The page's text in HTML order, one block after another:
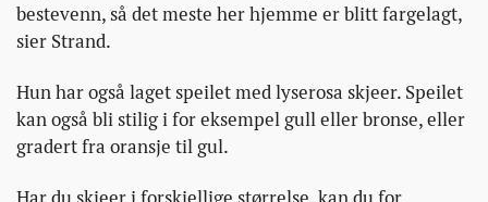
bestevenn, så det meste her hjemme er blitt fargelagt,
sier Strand.
Hun har også laget speilet med lyserosa skjeer. Speilet
kan også bli stilig i for eksempel gull eller bronse, eller
gradert fra oransje til gul.
Har du skjeer i forskjellige størrelse, kan du for